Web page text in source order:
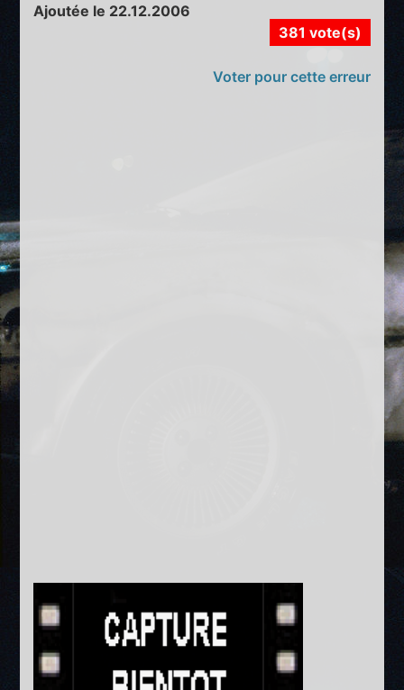
Ajoutée le 22.12.2006
381 vote(s)
Voter pour cette erreur